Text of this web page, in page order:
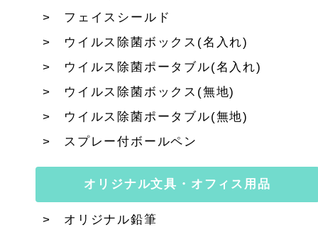
フェイスシールド
ウイルス除菌ボックス(名入れ)
ウイルス除菌ポータブル(名入れ)
ウイルス除菌ボックス(無地)
ウイルス除菌ポータブル(無地)
スプレー付ボールペン
オリジナル文具・オフィス用品
オリジナル鉛筆